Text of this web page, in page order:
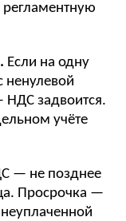
Если на одну
ненулевой
НДС задвоится.
учёте
— не позднее
Просрочка —